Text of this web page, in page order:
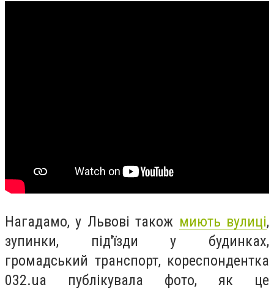
Нагадамо, у Львові також миють вулиці,
зупинки, під'їзди у будинках,
громадський транспорт, кореспондентка
032.ua публікувала фото, як це